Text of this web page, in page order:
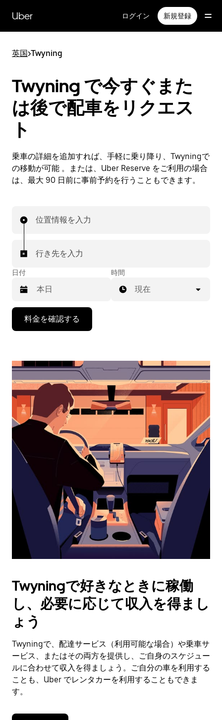
Uber ログイン 新規登録
英国>Twyning
Twyning で今すぐまた
は後で配車をリクエス
ト
乗車の詳細を追加すれば、手軽に乗り降り、Twyningで
の移動が可能 。または、Uber Reserve をご利用の場合
は、最大 90 日前に事前予約を行うこともできます。
位置情報を入力
行き先を入力
日付
で
ン
ダ
ー
を
操
作
し、
を
選
択
す。
ン
で
カ
ン
ー
を
閉
じ
ま
す。
時間
現在
料金を確認する
Twyningで好きなときに稼働
し、必要に応じて収入を得まし
ょう
Twyningで、配達サービス（利用可能な場合）や乗車サ
ービス、またはその両方を提供し、ご自身のスケジュー
ルに合わせて収入を得ましょう。ご自分の車を利用する
ことも、Uber でレンタカーを利用することもできま
す。